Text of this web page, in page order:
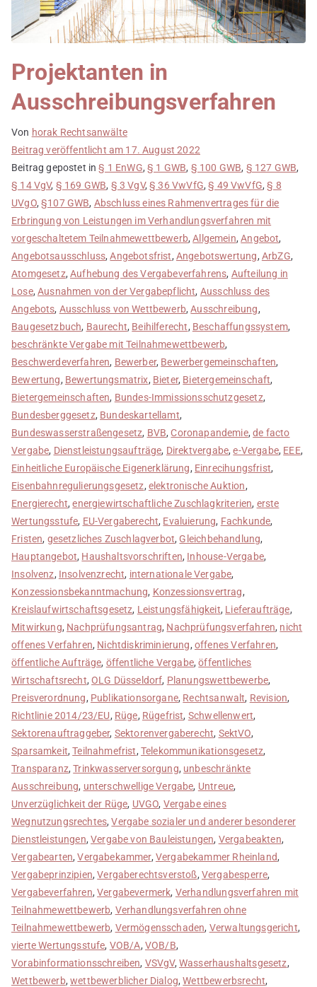
Projektanten in
Ausschreibungsverfahren
Von horak Rechtsanwälte
Beitrag veröffentlicht am 17. August 2022
Beitrag gepostet in§ 1 EnWG,§ 1 GWB, § 100 GWB, § 127 GWB,
§ 14 VgV, § 169 GWB, § 3 VgV,§ 36 VwVfG,§ 49 VwVfG,§ 8
UVgO,§107 GWB, Abschluss eines Rahmenvertrages für die
Erbringung von Leistungen im Verhandlungsverfahren mit
vorgeschaltetem Teilnahmewettbewerb,Allgemein,Angebot,
Angebotsausschluss,Angebotsfrist, Angebotswertung, ArbZG,
Atomgesetz,Aufhebung des Vergabeverfahrens, Aufteilung in
Lose,Ausnahmen von der Vergabepflicht, Ausschluss des
Angebots, Ausschluss von Wettbewerb,Ausschreibung,
Baugesetzbuch, Baurecht, Beihilferecht, Beschaffungssystem,
beschränkte Vergabe mit Teilnahmewettbewerb,
Beschwerdeverfahren, Bewerber, Bewerbergemeinschaften,
Bewertung, Bewertungsmatrix, Bieter, Bietergemeinschaft,
Bietergemeinschaften, Bundes-Immissionsschutzgesetz,
Bundesberggesetz, Bundeskartellamt,
Bundeswasserstraßengesetz, BVB,Coronapandemie,de facto
Vergabe, Dienstleistungsaufträge, Direktvergabe,e-Vergabe, EEE,
Einheitliche Europäische Eigenerklärung, Einrecihungsfrist,
Eisenbahnregulierungsgesetz, elektronische Auktion,
Energierecht,energiewirtschaftliche Zuschlagkriterien, erste
Wertungsstufe, EU-Vergaberecht, Evaluierung, Fachkunde,
Fristen, gesetzliches Zuschlagverbot, Gleichbehandlung,
Hauptangebot, Haushaltsvorschriften, Inhouse-Vergabe,
Insolvenz, Insolvenzrecht, internationale Vergabe,
Konzessionsbekanntmachung, Konzessionsvertrag,
Kreislaufwirtschaftsgesetz, Leistungsfähigkeit, Lieferaufträge,
Mitwirkung, Nachprüfungsantrag, Nachprüfungsverfahren, nicht
offenes Verfahren, Nichtdiskriminierung, offenes Verfahren,
öffentliche Aufträge, öffentliche Vergabe,öffentliches
Wirtschaftsrecht,OLG Düsseldorf, Planungswettbewerbe,
Preisverordnung, Publikationsorgane, Rechtsanwalt, Revision,
Richtlinie 2014/23/EU, Rüge, Rügefrist, Schwellenwert,
Sektorenauftraggeber, Sektorenvergaberecht, SektVO,
Sparsamkeit,Teilnahmefrist, Telekommunikationsgesetz,
Transparanz,Trinkwasserversorgung, unbeschränkte
Ausschreibung, unterschwellige Vergabe, Untreue,
Unverzüglichkeit der Rüge, UVGO, Vergabe eines
Wegnutzungsrechtes,Vergabe sozialer und anderer besonderer
Dienstleistungen,Vergabe von Bauleistungen, Vergabeakten,
Vergabearten,Vergabekammer, Vergabekammer Rheinland,
Vergabeprinzipien,Vergaberechtsverstoß, Vergabesperre,
Vergabeverfahren,Vergabevermerk, Verhandlungsverfahren mit
Teilnahmewettbewerb, Verhandlungsverfahren ohne
Teilnahmewettbewerb, Vermögensschaden, Verwaltungsgericht,
vierte Wertungsstufe, VOB/A, VOB/B,
Vorabinformationsschreiben, VSVgV, Wasserhaushaltsgesetz,
Wettbewerb,wettbewerblicher Dialog,Wettbewerbsrecht,